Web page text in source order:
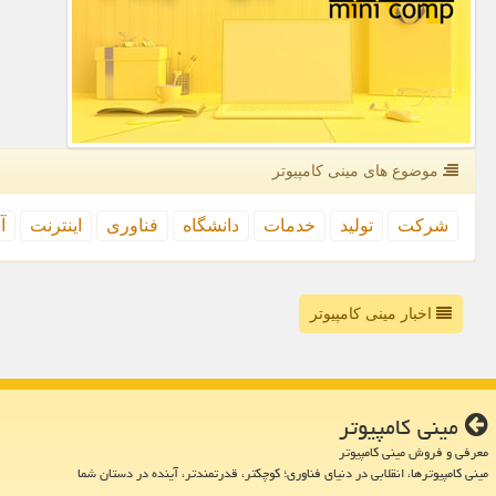
موضوع های مینی كامپیوتر
شركت تولید خدمات دانشگاه فناوری اینترنت
اخبار مینی کامپیوتر
مینی كامپیوتر
معرفی و فروش مینی کامپیوتر
مینی کامپیوترها، انقلابی در دنیای فناوری؛ کوچکتر، قدرتمندتر، آینده در دستان شما